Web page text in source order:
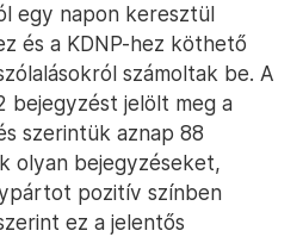
egy napon keresztül
és a KDNP-hez köthető
számoltak be. A
bejegyzést jelölt meg a
szerintük aznap 88
olyan bejegyzéseket,
pozitív színben
ez a jelentős